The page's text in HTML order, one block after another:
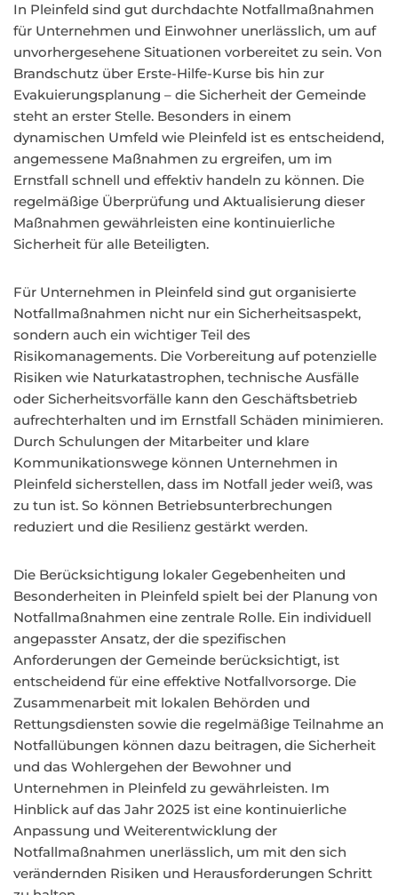
In Pleinfeld sind gut durchdachte Notfallmaßnahmen
für Unternehmen und Einwohner unerlässlich, um auf
unvorhergesehene Situationen vorbereitet zu sein. Von
Brandschutz über Erste-Hilfe-Kurse bis hin zur
Evakuierungsplanung – die Sicherheit der Gemeinde
steht an erster Stelle. Besonders in einem
dynamischen Umfeld wie Pleinfeld ist es entscheidend,
angemessene Maßnahmen zu ergreifen, um im
Ernstfall schnell und effektiv handeln zu können. Die
regelmäßige Überprüfung und Aktualisierung dieser
Maßnahmen gewährleisten eine kontinuierliche
Sicherheit für alle Beteiligten.
Für Unternehmen in Pleinfeld sind gut organisierte
Notfallmaßnahmen nicht nur ein Sicherheitsaspekt,
sondern auch ein wichtiger Teil des
Risikomanagements. Die Vorbereitung auf potenzielle
Risiken wie Naturkatastrophen, technische Ausfälle
oder Sicherheitsvorfälle kann den Geschäftsbetrieb
aufrechterhalten und im Ernstfall Schäden minimieren.
Durch Schulungen der Mitarbeiter und klare
Kommunikationswege können Unternehmen in
Pleinfeld sicherstellen, dass im Notfall jeder weiß, was
zu tun ist. So können Betriebsunterbrechungen
reduziert und die Resilienz gestärkt werden.
Die Berücksichtigung lokaler Gegebenheiten und
Besonderheiten in Pleinfeld spielt bei der Planung von
Notfallmaßnahmen eine zentrale Rolle. Ein individuell
angepasster Ansatz, der die spezifischen
Anforderungen der Gemeinde berücksichtigt, ist
entscheidend für eine effektive Notfallvorsorge. Die
Zusammenarbeit mit lokalen Behörden und
Rettungsdiensten sowie die regelmäßige Teilnahme an
Notfallübungen können dazu beitragen, die Sicherheit
und das Wohlergehen der Bewohner und
Unternehmen in Pleinfeld zu gewährleisten. Im
Hinblick auf das Jahr 2025 ist eine kontinuierliche
Anpassung und Weiterentwicklung der
Notfallmaßnahmen unerlässlich, um mit den sich
verändernden Risiken und Herausforderungen Schritt